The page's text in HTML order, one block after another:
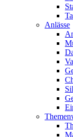
Anlässe